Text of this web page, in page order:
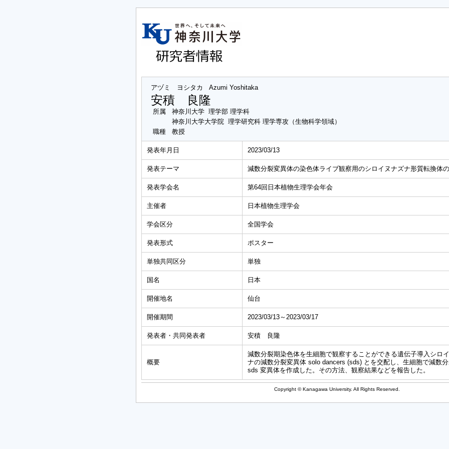
アヅミ ヨシタカ Azumi Yoshitaka
安積 良隆
所属
神奈川大学 理学部 理学科
神奈川大学大学院 理学研究科 理学専攻（生物科学領域）
職種
教授
発表年月日 2023/03/13
発表テーマ 減数分裂変異体の染色体ライブ観察用のシロイヌナズナ形質転換体
発表学会名 第64回日本植物生理学会年会
主催者 日本植物生理学会
学会区分 全国学会
発表形式 ポスター
単独共同区分 単独
国名 日本
開催地名 仙台
開催期間 2023/03/13～2023/03/17
発表者・共同発表者 安積 良隆
概要
減数分裂期染色体を生細胞で観察することができる遺伝子導入シロ
ナの減数分裂変異体 solo dancers (sds) とを交配し、生細胞で減数
sds 変異体を作成した。その方法、観察結果などを報告した。
Copyright © Kanagawa University. All Rights Reserved.